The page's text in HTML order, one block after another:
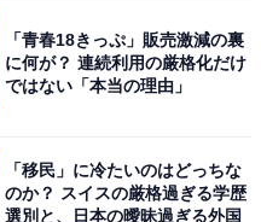
宿」、1位は？【2025年調
「青春18きっぷ」販売激減の裏
に何が？ 連続利用の厳格化だけ
ではない「本当の理由」
「移民」に冷たいのはどっちな
のか？ スイスの厳格過ぎる学歴
選別と、日本の曖昧過ぎる外国